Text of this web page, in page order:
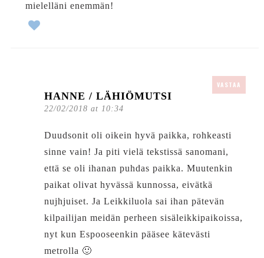
mielelläni enemmän!
HANNE / LÄHIÖMUTSI
22/02/2018 at 10:34
VASTAA
Duudsonit oli oikein hyvä paikka, rohkeasti
sinne vain! Ja piti vielä tekstissä sanomani,
että se oli ihanan puhdas paikka. Muutenkin
paikat olivat hyvässä kunnossa, eivätkä
nujhjuiset. Ja Leikkiluola sai ihan pätevän
kilpailijan meidän perheen sisäleikkipaikoissa,
nyt kun Espooseenkin pääsee kätevästi
metrolla 🙂